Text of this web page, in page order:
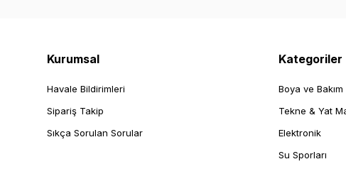
Kurumsal
Havale Bildirimleri
Sipariş Takip
Sıkça Sorulan Sorular
Kategoriler
Boya ve Bakım
Tekne & Yat
Elektronik
Su Sporları